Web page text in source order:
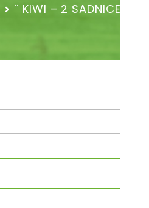
¨ KIWI – 2 SADNICE…